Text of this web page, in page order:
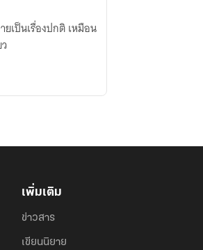
ยเป็นเรื่องปกติ เหมือน
เพิ่มเติม
ข่าวสาร
เขียนนิยาย